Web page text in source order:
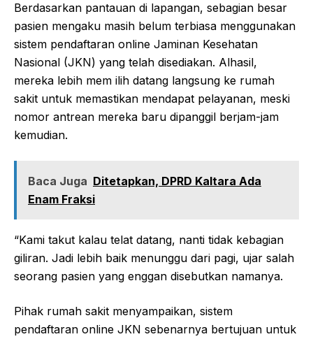
Berdasarkan pantauan di lapangan, sebagian besar
pasien mengaku masih belum terbiasa menggunakan
sistem pendaftaran online Jaminan Kesehatan
Nasional (JKN) yang telah disediakan. Alhasil,
mereka lebih mem ilih datang langsung ke rumah
sakit untuk memastikan mendapat pelayanan, meski
nomor antrean mereka baru dipanggil berjam-jam
kemudian.
Baca Juga Ditetapkan, DPRD Kaltara Ada
Enam Fraksi
“Kami takut kalau telat datang, nanti tidak kebagian
giliran. Jadi lebih baik menunggu dari pagi, ujar salah
seorang pasien yang enggan disebutkan namanya.
Pihak rumah sakit menyampaikan, sistem
pendaftaran online JKN sebenarnya bertujuan untuk